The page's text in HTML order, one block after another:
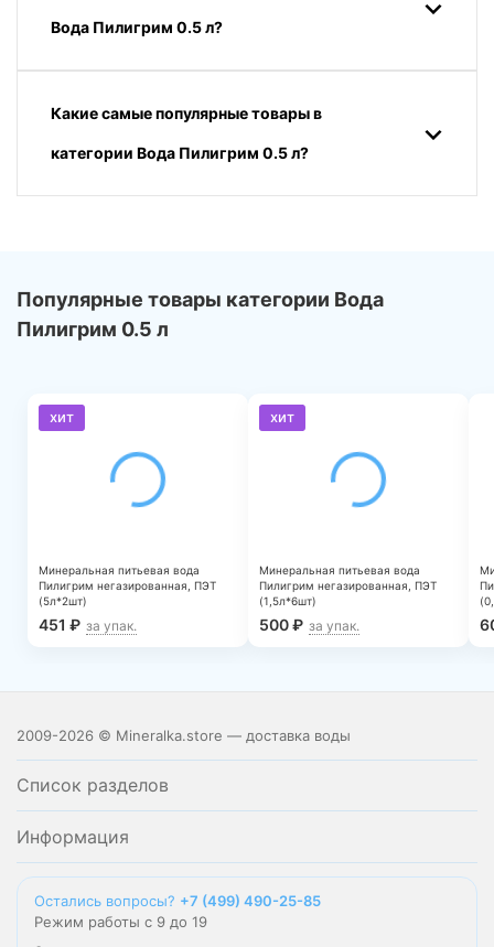
Вода Пилигрим 0.5 л?
Какие самые популярные товары в
категории Вода Пилигрим 0.5 л?
Популярные товары категории Вода
Пилигрим 0.5 л
хит
Минеральная питьевая вода
Пилигрим негазированная, ПЭТ
(5л*2шт)
451 ₽ за упак.
хит
Минеральная питьевая вода
Пилигрим негазированная, ПЭТ
(1,5л*6шт)
500₽ за упак.
2009-2026 © Mineralka.store — доставка воды
Список разделов
Информация
Остались вопросы? +7 (499) 490-25-85
Режим работы с 9 до 19